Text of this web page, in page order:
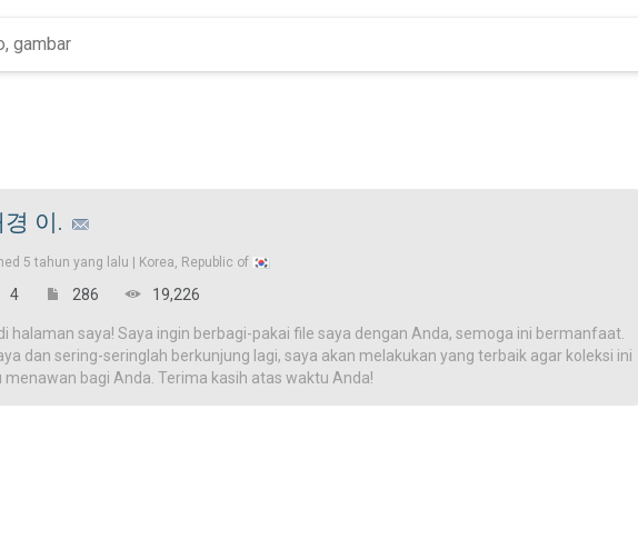
이.
5 tahun yang lalu | Korea, Republic of
4 286 19,226
halaman saya! Saya ingin berbagi-pakai file saya dengan Anda, semoga ini bermanfaat.
dan sering-seringlah berkunjung lagi, saya akan melakukan yang terbaik agar koleksi ini
menawan bagi Anda. Terima kasih atas waktu Anda!